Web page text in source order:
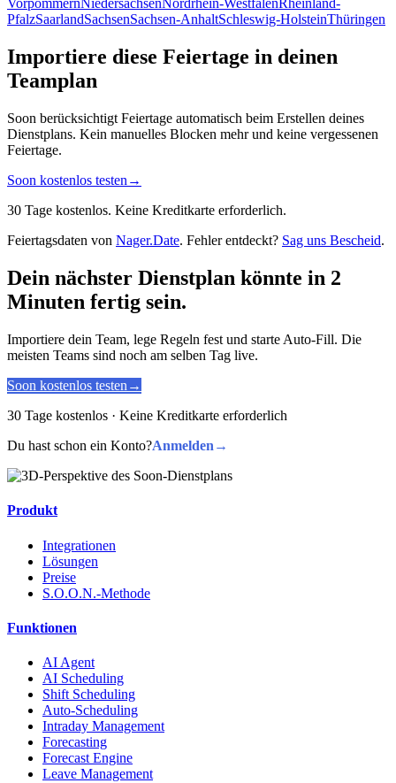
VorpommernNiedersachsenNordrhein-WestfalenRheinland-
PfalzSaarlandSachsenSachsen-AnhaltSchleswig-HolsteinThüringen
Importiere diese Feiertage in deinen
Teamplan
Soon berücksichtigt Feiertage automatisch beim Erstellen deines
Dienstplans. Kein manuelles Blocken mehr und keine vergessenen
Feiertage.
Soon kostenlos testen →
30 Tage kostenlos. Keine Kreditkarte erforderlich.
Feiertagsdaten von Nager.Date. Fehler entdeckt? Sag uns Bescheid.
Dein nächster Dienstplan könnte in 2
Minuten fertig sein.
Importiere dein Team, lege Regeln fest und starte Auto-Fill. Die
meisten Teams sind noch am selben Tag live.
Soon kostenlos testen →
30 Tage kostenlos · Keine Kreditkarte erforderlich
Du hast schon ein Konto?Anmelden →
Produkt
Integrationen
Lösungen
Preise
S.O.O.N.-Methode
Funktionen
AI Agent
AI Scheduling
Shift Scheduling
Auto-Scheduling
Intraday Management
Forecasting
Forecast Engine
Leave Management